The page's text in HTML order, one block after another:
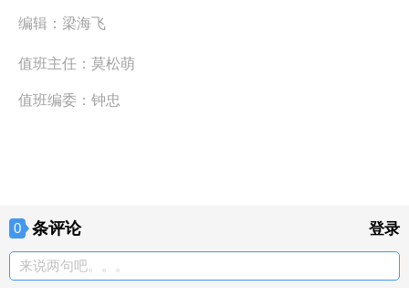
编辑： 梁海飞
值班主任： 莫松萌
值班编委： 钟忠
0 条评论 登录
来说两句吧。。。